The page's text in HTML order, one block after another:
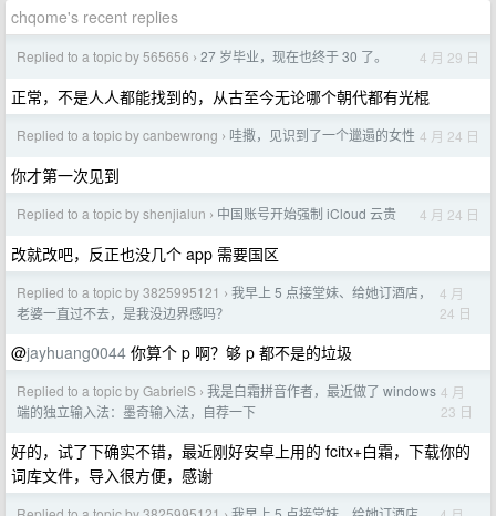
chqome's recent replies
Replied to a topic by 565656 › 27 岁毕业，现在也终于 30 了。 4 月 29 日
正常，不是人人都能找到的，从古至今无论哪个朝代都有光棍
Replied to a topic by canbewrong › 哇撒，见识到了一个邋遢的女性 4 月 24 日
你才第一次见到
Replied to a topic by shenjialun › 中国账号开始强制 iCloud 云贵 4 月 24 日
改就改吧，反正也没几个 app 需要国区
Replied to a topic by 3825995121 › 我早上 5 点接堂妹、给她订酒店，
老婆一直过不去，是我没边界感吗？
4 月
24 日
@jayhuang0044 你算个 p 啊？够 p 都不是的垃圾
Replied to a topic by GabrielS › 我是白霜拼音作者，最近做了 windows
端的独立输入法：墨奇输入法，自荐一下
4 月
23 日
好的，试了下确实不错，最近刚好安卓上用的 fcitx+白霜，下载你的
词库文件，导入很方便，感谢